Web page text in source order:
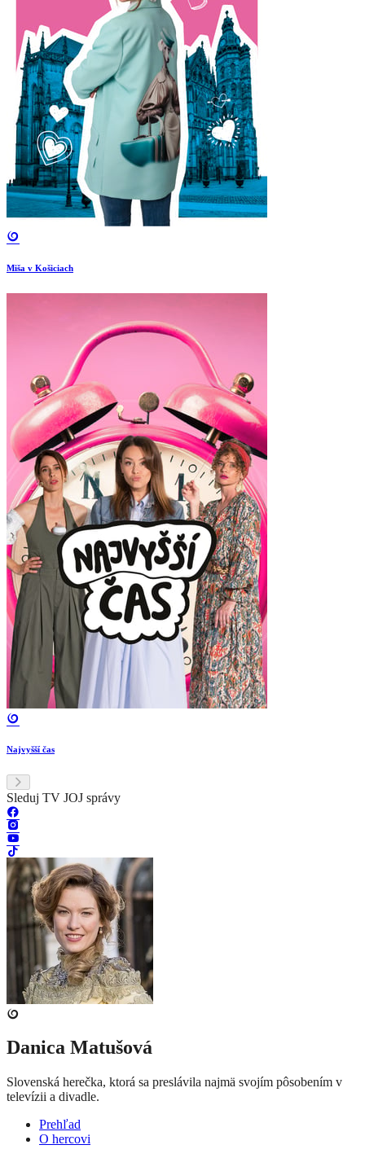
Miša v Košiciach
Najvyšší čas
Sleduj TV JOJ správy
Danica Matušová
Slovenská herečka, ktorá sa preslávila najmä svojím pôsobením v
televízii a divadle.
Prehľad
O hercovi